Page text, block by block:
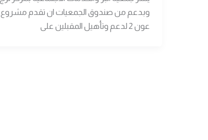
وبدعم من صندوق الجمعيات ان تقدم مشروع
عون 2 لدعم وتأهيل المقبلين على